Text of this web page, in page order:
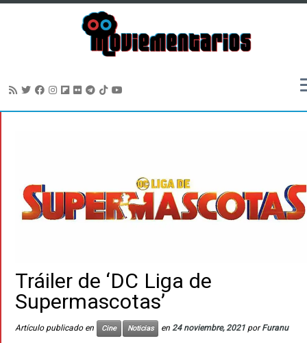
Tráiler de ‘DC Liga de
Supermascotas’
Artículo publicado en Cine Noticias en 24 noviembre, 2021 porFuranu